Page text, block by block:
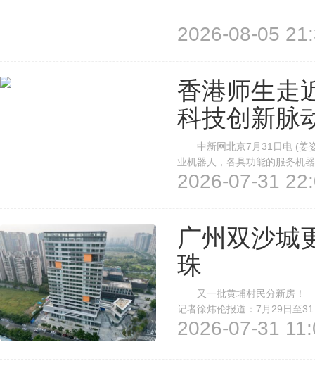
2026-08-05
香港师生走
科技创新脉
中新网北京7月31日电 (姜姿
业机器人，各具功能的服务机
界，近距离观看机器人互动
2026-07-31
广州双沙城
珠
又一批黄埔村民分新房！
记者徐炜伦报道：7月29日至
目”)举行沙浦片区回迁安置房
2026-07-31